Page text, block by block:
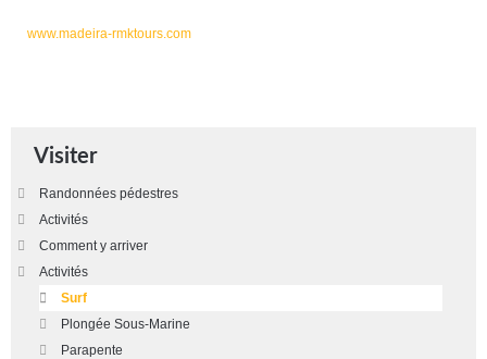
www.madeira-rmktours.com
Visiter
Randonnées pédestres
Activités
Comment y arriver
Activités
Surf
Plongée Sous-Marine
Parapente